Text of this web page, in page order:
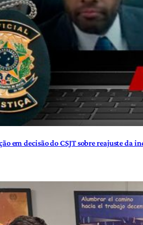
em decisão do CSJT sobre reajuste da